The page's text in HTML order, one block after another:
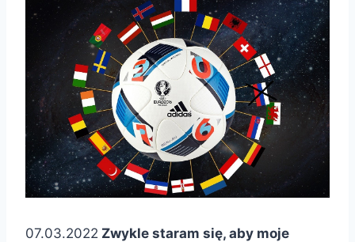
07.03.2022 Zwykle staram się, aby moje